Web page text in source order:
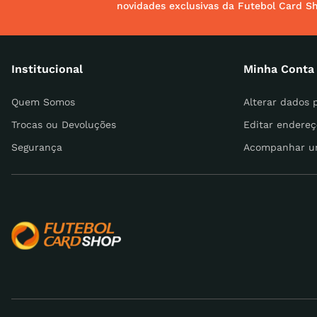
Escreva uma avaliação
novidades exclusivas da Futebol Card
Institucional
Quem Somos
Trocas ou Devoluções
Segurança
Minha Conta
Alterar dados
Editar
Acompanhar